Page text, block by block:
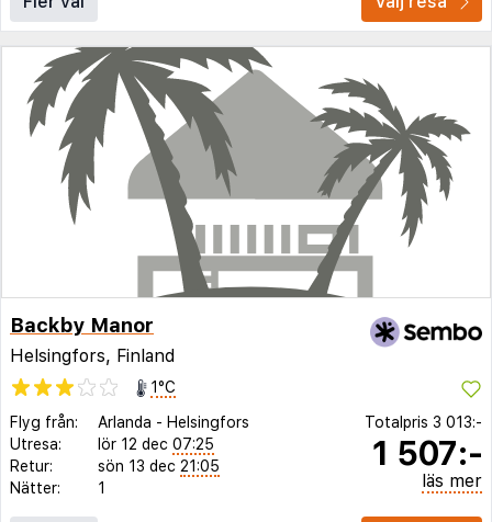
Backby Manor
Helsingfors, Finland
1°C
Flyg från:
Arlanda - Helsingfors
Utresa:
lör 12 dec 07:25
Retur:
sön 13 dec 21:05
Nätter:
1
Totalpris 3 013:-
1 507:-
läs mer